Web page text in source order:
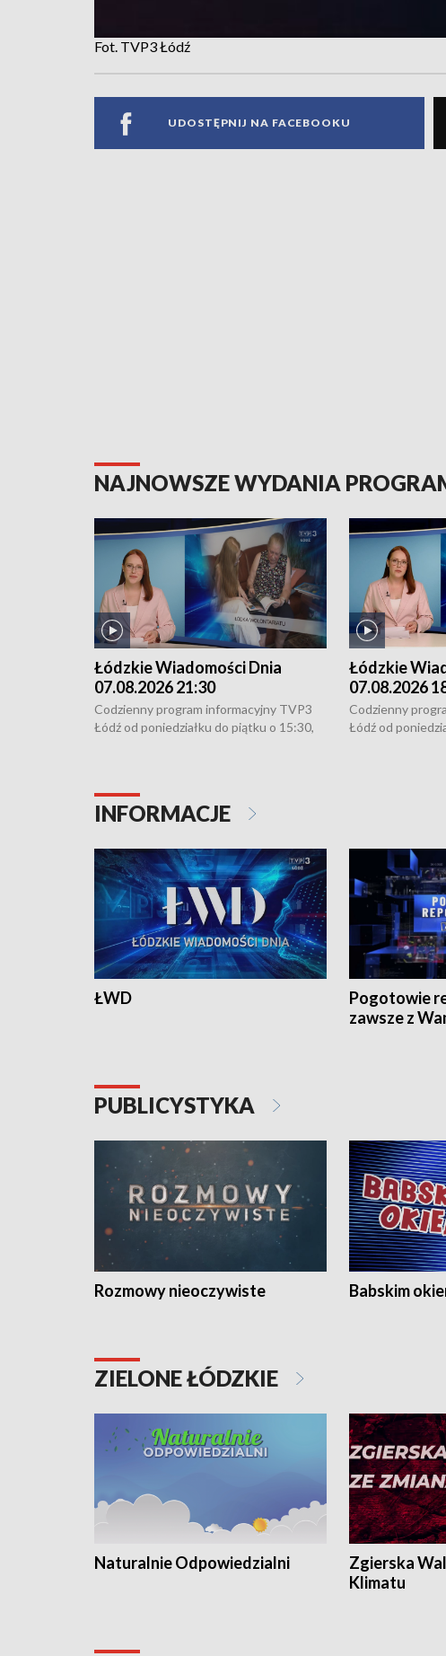
Fot. TVP3 Łódź
UDOSTĘPNIJ NA FACEBOOKU
NAJNOWSZE WYDANIA
Łódzkie Wiadomości Dnia
07.08.2026 21:30
Codzienny program informacyjny TVP3
Łódź od poniedziałku do piątku o 15:30,
Łódzkie
07.08.2026
Codzienny
Łódź od
INFORMACJE
ŁWD
Pogotowie
zawsze z
PUBLICYSTYKA
Rozmowy nieoczywiste Babskim
ZIELONE ŁÓDZKIE
Naturalnie Odpowiedzialni
Zgierska
Klimatu